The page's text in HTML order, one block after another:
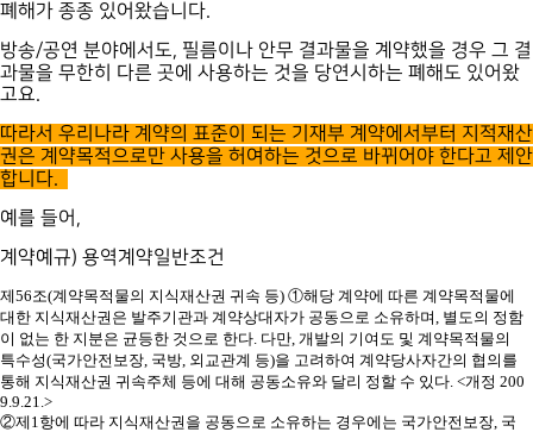
폐해가 종종 있어왔습니다.
방송/공연 분야에서도, 필름이나 안무 결과물을 계약했을 경우 그 결
과물을 무한히 다른 곳에 사용하는 것을 당연시하는 폐해도 있어왔
고요.
따라서 우리나라 계약의 표준이 되는 기재부 계약에서부터 지적재산
권은 계약목적으로만 사용을 허여하는 것으로 바뀌어야 한다고 제안
합니다.
예를 들어,
계약예규) 용역계약일반조건
제56조(계약목적물의 지식재산권 귀속 등) ①해당 계약에 따른 계약목적물에
대한 지식재산권은 발주기관과 계약상대자가 공동으로 소유하며, 별도의 정함
이 없는 한 지분은 균등한 것으로 한다. 다만, 개발의 기여도 및 계약목적물의
특수성(국가안전보장, 국방, 외교관계 등)을 고려하여 계약당사자간의 협의를
통해 지식재산권 귀속주체 등에 대해 공동소유와 달리 정할 수 있다. <개정 200
9.9.21.>
②제 1항에 따라 지식재산권을 공동으로 소유하는 경우에는 국가안전보장, 국